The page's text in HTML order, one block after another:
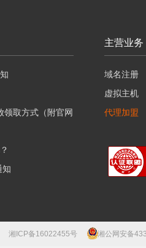
领取方式（附官网
知
主营业务
域名注册
虚拟主机
代理加盟
湘ICP备16022455号 湘公网安备